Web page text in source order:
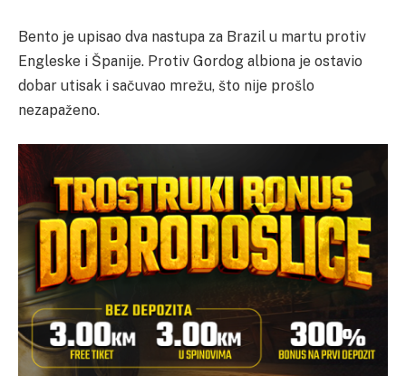
Bento je upisao dva nastupa za Brazil u martu protiv
Engleske i Španije. Protiv Gordog albiona je ostavio
dobar utisak i sačuvao mrežu, što nije prošlo
nezapaženo.